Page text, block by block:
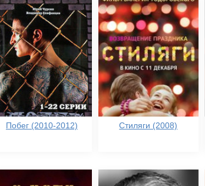
Побег (2010-2012) Стиляги (2008)